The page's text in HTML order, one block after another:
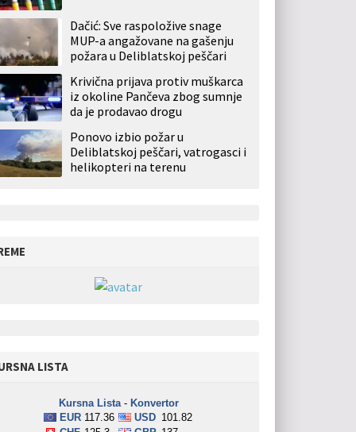
Dačić: Sve raspoložive snage
MUP-a angažovane na gašenju
požara u Deliblatskoj peščari
Krivična prijava protiv muškarca
iz okoline Pančeva zbog sumnje
da je prodavao drogu
Ponovo izbio požar u
Deliblatskoj peščari, vatrogasci i
helikopteri na terenu
LISTA